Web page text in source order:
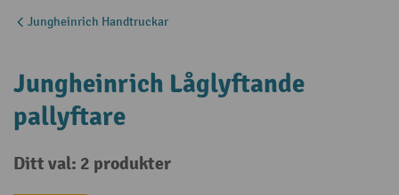
Jungheinrich Handtruckar
Jungheinrich Låglyftande
pallyftare
Ditt val: 2 produkter